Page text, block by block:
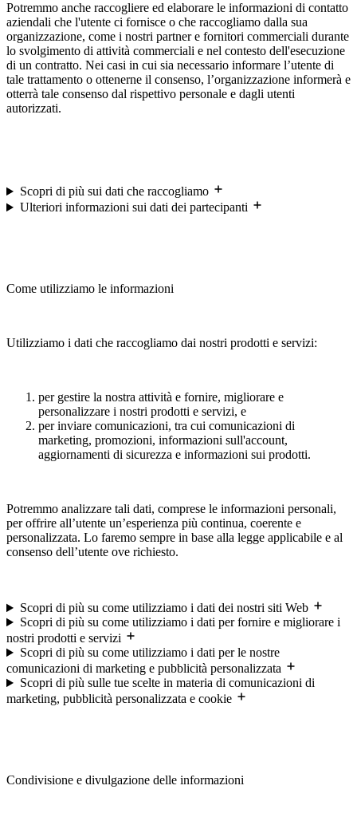
Potremmo anche raccogliere ed elaborare le informazioni di contatto
aziendali che l'utente ci fornisce o che raccogliamo dalla sua
organizzazione, come i nostri partner e fornitori commerciali durante
lo svolgimento di attività commerciali e nel contesto dell'esecuzione
di un contratto. Nei casi in cui sia necessario informare l’utente di
tale trattamento o ottenerne il consenso, l’organizzazione informerà e
otterrà tale consenso dal rispettivo personale e dagli utenti
autorizzati.
Scopri di più sui dati che raccogliamo
Ulteriori informazioni sui dati dei partecipanti
Come utilizziamo le informazioni
Utilizziamo i dati che raccogliamo dai nostri prodotti e servizi:
per gestire la nostra attività e fornire, migliorare e
personalizzare i nostri prodotti e servizi, e
per inviare comunicazioni, tra cui comunicazioni di
marketing, promozioni, informazioni sull'account,
aggiornamenti di sicurezza e informazioni sui prodotti.
Potremmo analizzare tali dati, comprese le informazioni personali,
per offrire all’utente un’esperienza più continua, coerente e
personalizzata. Lo faremo sempre in base alla legge applicabile e al
consenso dell’utente ove richiesto.
Scopri di più su come utilizziamo i dati dei nostri siti Web
Scopri di più su come utilizziamo i dati per fornire e migliorare i
nostri prodotti e servizi
Scopri di più su come utilizziamo i dati per le nostre
comunicazioni di marketing e pubblicità personalizzata
Scopri di più sulle tue scelte in materia di comunicazioni di
marketing, pubblicità personalizzata e cookie
Condivisione e divulgazione delle informazioni